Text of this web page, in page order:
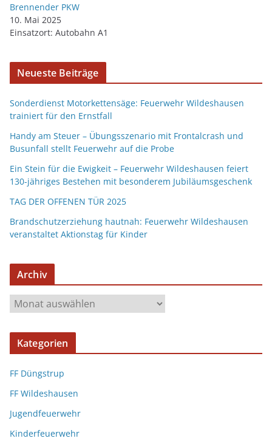
Brennender PKW
10. Mai 2025
Einsatzort: Autobahn A1
Neueste Beiträge
Sonderdienst Motorkettensäge: Feuerwehr Wildeshausen
trainiert für den Ernstfall
Handy am Steuer – Übungsszenario mit Frontalcrash und
Busunfall stellt Feuerwehr auf die Probe
Ein Stein für die Ewigkeit – Feuerwehr Wildeshausen feiert
130-jähriges Bestehen mit besonderem Jubiläumsgeschenk
TAG DER OFFENEN TÜR 2025
Brandschutzerziehung hautnah: Feuerwehr Wildeshausen
veranstaltet Aktionstag für Kinder
Archiv
Kategorien
FF Düngstrup
FF Wildeshausen
Jugendfeuerwehr
Kinderfeuerwehr